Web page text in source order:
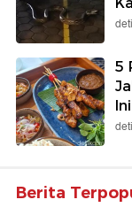
5
Berita